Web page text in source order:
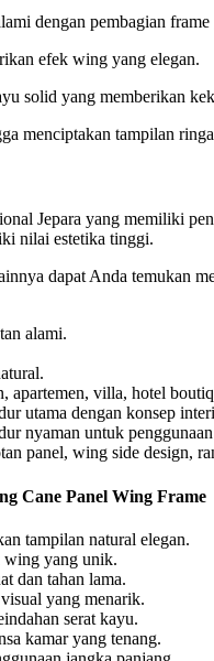
dengan pembagian frame
efek wing yang elegan.
solid yang memberikan
menciptakan tampilan
Jepara yang memiliki
nilai estetika tinggi.
dapat Anda temukan
alami.
apartemen, villa, hotel
utama dengan konsep
nyaman untuk
panel, wing side design,
Cane Panel Wing Frame
tampilan natural elegan.
wing yang unik.
dan tahan lama.
yang menarik.
serat kayu.
kamar yang tenang.